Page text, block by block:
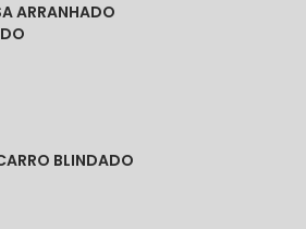
ARRANHADO
BLINDADO